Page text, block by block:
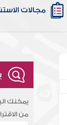
مجالات
يمكنك
من